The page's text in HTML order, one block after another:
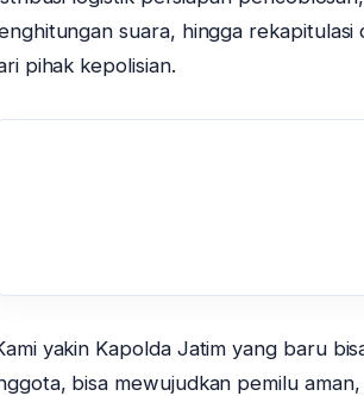
suara, hingga
pihak kepolisian.
yakin Kapolda Jatim yang baru
bisa mewujudkan pemilu